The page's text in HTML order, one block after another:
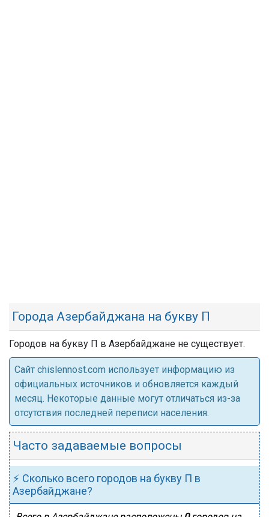
Города Азербайджана на букву П
Городов на букву П в Азербайджане не существует.
Cайт chislennost.com использует информацию из
официальных источников и обновляется каждый
месяц. Некоторые данные могут отличаться из-за
отсутствия последней переписи населения.
Часто задаваемые вопросы
⚡ Сколько всего городов на букву П в
Азербайджане?